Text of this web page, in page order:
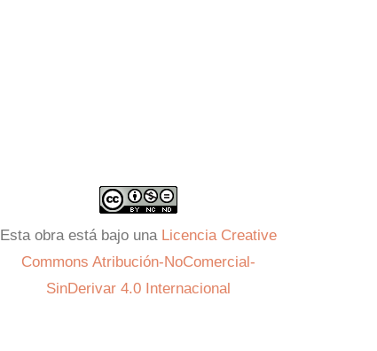
Esta obra está bajo una Licencia Creative
Commons Atribución-NoComercial-
SinDerivar 4.0 Internacional